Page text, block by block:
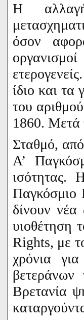
Η
όσον
ίδιο και τα
του
1860. Μετά
Σταθμό,
Α’
ισότητας.
Παγκόσμιο
δίνουν
υιοθέτηση
Rights, με
χρόνια
Βρετανία